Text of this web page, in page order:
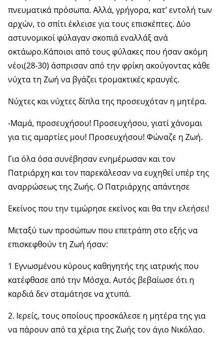
πνευματικά πρόσωπα. Αλλά, γρήγορα, κατ’ εντολή των
αρχών, το σπίτι έκλεισε για τους επισκέπτες. Δύο
αστυνομικοί φύλαγαν σκοπιά εναλλάξ ανά
οκτάωρο.Κάποιοι από τους φύλακες που ήσαν ακόμη
νέοι(28-30) άσπρισαν από την φρίκη ακούγοντας κάθε
νύχτα τη Ζωή να βγάζει τρομακτικές κραυγές.
Νύχτες και νύχτες δίπλα της προσευχόταν η μητέρα.
-Μαμά, προσευχήσου! Προσευχήσου, γιατί χάνομαι
για τις αμαρτίες μου! Προσευχήσου! Φώναζε η Ζωή.
Για όλα όσα συνέβησαν ενημέρωσαν και τον
Πατριάρχη και τον παρεκάλεσαν να ευχηθεί υπέρ της
αναρρώσεως της Ζωής. Ο Πατριάρχης απάντησε
Εκείνος που την τιμώρησε εκείνος και θα την ελεήσει!
Μεταξύ των προσώπων που επετράπη στο εξής να
επισκεφθούν τη Ζωή ήσαν:
1 Εγνωσμένου κύρους καθηγητής της ιατρικής που
κατέφθασε από την Μόσχα. Αυτός βεβαίωσε ότι η
καρδιά δεν σταμάτησε να χτυπά.
2. Ιερείς, τους οποίους προσκάλεσε η μητέρα της για
να πάρουν από τα χέρια της Ζωής τον άγιο Νικόλαο.